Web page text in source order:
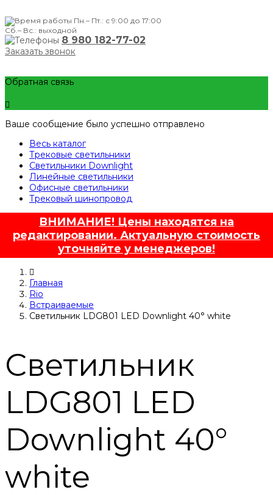
Пн.– Пт.: с 9:00 до 17:00
Сб.– Вс.: выходной
8 980 182-77-02
Заказать звонок
Обратная связь
Ваше сообщение было успешно отправлено
Весь каталог
Трековые светильники
Светильники Downlight
Линейные светильники
Офисные светильники
Трековый шинопровод
ВНИМАНИЕ! Цены находятся на
редактировании. Актуальную стоимость
уточняйте у менеджеров!
Главная
Rio
Встраиваемые
Светильник LDG801 LED Downlight 40° white
Светильник
LDG801 LED
Downlight 40°
white